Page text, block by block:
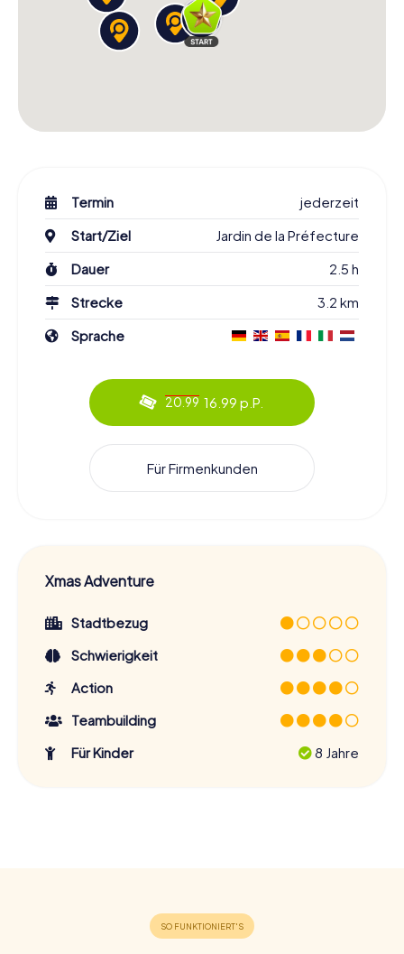
Termin
jederzeit
Start/Ziel
Jardin de la Préfecture
Dauer
2.5 h
Strecke
3.2 km
Sprache
20.99 16.99 p.P.
Für Firmenkunden
Xmas Adventure
Stadtbezug
Schwierigkeit
Action
Teambuilding
Für Kinder
8 Jahre